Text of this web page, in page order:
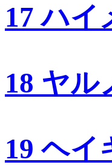
17 ハイ
18 ヤル
19 ヘイ